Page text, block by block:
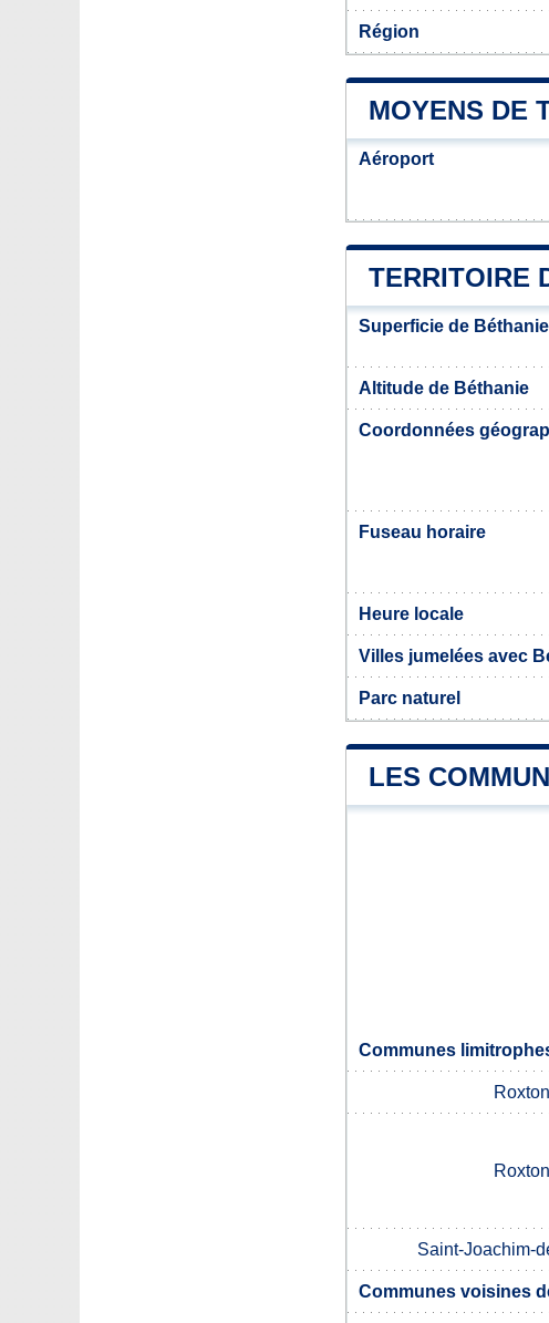
Région
MOYENS DE
Aéroport
TERRITOIRE
Superficie de Béthanie
Altitude de Béthanie
Coordonnées
Fuseau horaire
Heure locale
Villes jumelées avec
Parc naturel
LES
Communes
Roxton
Roxton
Saint-Joachim-
Communes voisines